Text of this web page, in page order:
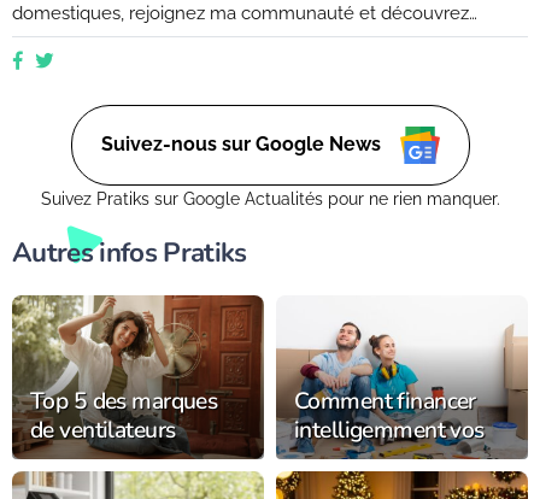
domestiques, rejoignez ma communauté et découvrez
comment rendre votre quotidien plus facile et plus efficace.
Que vous soyez novice ou expert, ensemble, nous
tous les jours. (Retrouvez moi aussi sur Ctendance.fr)
Suivez-nous sur Google News
Suivez Pratiks sur Google Actualités pour ne rien manquer.
Autres infos Pratiks
Top 5 des marques
de ventilateurs
rafraîchissants pour
survivre à la canicule
Comment financer
intelligemment vos
projets de
rénovation ?